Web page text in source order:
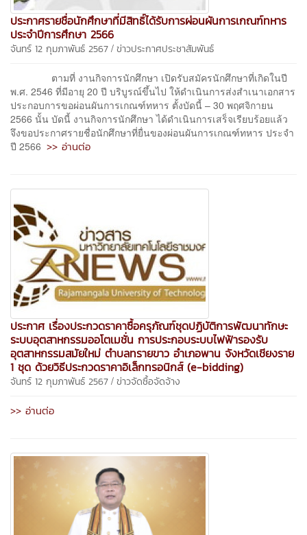
ประกาศรายชื่อนักศึกษาที่มีสิทธิ์ได้รับการผ่อนผันการเกณฑ์ทหาร
ประจำปีการศึกษา 2566
จันทร์ 12 กุมภาพันธ์ 2567 / ข่าวประกาศประชาสัมพันธ์
ตามที่ งานกิจการนักศึกษา เปิดรับสมัครนักศึกษาที่เกิดในปี
พ.ศ. 2546 ที่มีอายุ 20 ปี บริบูรณ์ขึ้นไป ให้ดำเนินการส่งสำเนาเอกสาร
ประกอบการขอผ่อนผันการเกณฑ์ทหาร ตั้งบัดนี้ – 30 พฤศจิกายน
2566 นั้น บัดนี้ งานกิจการนักศึกษา ได้ดำเนินการเสร็จเรียบร้อยแล้ว
จึงขอประกาศรายชื่อนักศึกษาที่ยื่นของผ่อนผันการเกณฑ์ทหาร ประจำ
ปี 2566 >> อ่านต่อ
ประกาศ เรื่องประกวดราคาซื้อครุภัณฑ์ชุดปฏิบัติการพัฒนาทักษะ
ระบบอุตสาหกรรมออโตเมชั่น การประกอบระบบไฟฟ้ารองรับ
อุตสาหกรรมสมัยใหม่ ตำบลทรายขาว อำเภอพาน จังหวัดเชียงราย
1 ชุด ด้วยวิธีประกวดราคาอิเล็กทรอนิกส์ (e-bidding)
จันทร์ 12 กุมภาพันธ์ 2567 / ข่าวจัดซื้อจัดจ้าง
>> อ่านต่อ